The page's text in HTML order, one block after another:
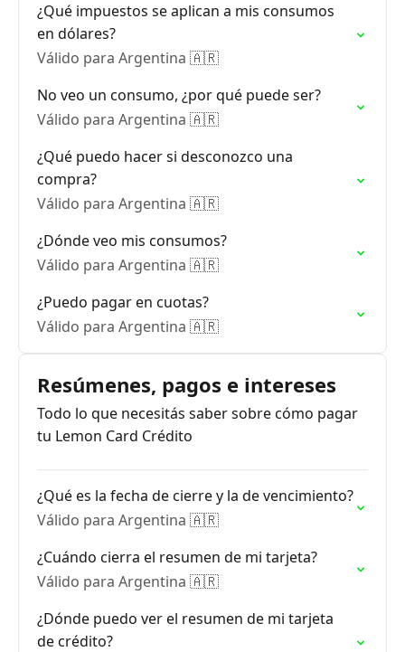
¿Qué impuestos se aplican a mis consumos
en dólares?
Válido para Argentina 🇦🇷
No veo un consumo, ¿por qué puede ser?
Válido para Argentina 🇦🇷
¿Qué puedo hacer si desconozco una
compra?
Válido para Argentina 🇦🇷
¿Dónde veo mis consumos?
Válido para Argentina 🇦🇷
¿Puedo pagar en cuotas?
Válido para Argentina 🇦🇷
Resúmenes, pagos e intereses
Todo lo que necesitás saber sobre cómo pagar
tu Lemon Card Crédito
¿Qué es la fecha de cierre y la de vencimiento?
Válido para Argentina 🇦🇷
¿Cuándo cierra el resumen de mi tarjeta?
Válido para Argentina 🇦🇷
¿Dónde puedo ver el resumen de mi tarjeta
de crédito?